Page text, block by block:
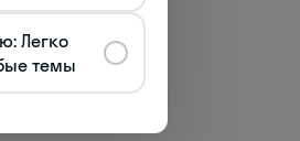
niú) — "старый
метафора для
Легко
темы